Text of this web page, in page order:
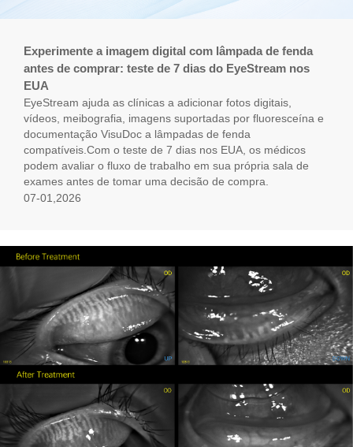
Experimente a imagem digital com lâmpada de fenda
antes de comprar: teste de 7 dias do EyeStream nos
EUA
EyeStream ajuda as clínicas a adicionar fotos digitais,
vídeos, meibografia, imagens suportadas por fluoresceína e
documentação VisuDoc a lâmpadas de fenda
compatíveis.Com o teste de 7 dias nos EUA, os médicos
podem avaliar o fluxo de trabalho em sua própria sala de
exames antes de tomar uma decisão de compra.
07-01,2026